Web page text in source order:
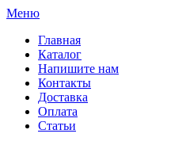
Меню
Главная
Каталог
Напишите нам
Контакты
Доставка
Оплата
Статьи